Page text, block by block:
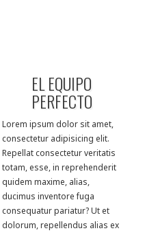
EL EQUIPO
PERFECTO
Lorem ipsum dolor sit amet,
consectetur adipisicing elit.
Repellat consectetur veritatis
totam, esse, in reprehenderit
quidem maxime, alias,
ducimus inventore fuga
consequatur pariatur? Ut et
dolorum, repellendus alias ex